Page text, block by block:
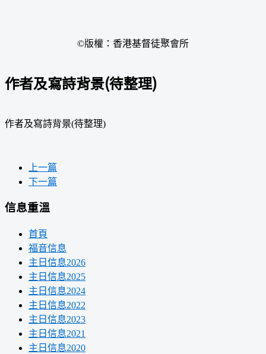
©版權：香港基督徒聚會所
作者及寫詩背景(待整理)
作者及寫詩背景(待整理)
上一篇
下一篇
信息重溫
首頁
福音信息
主日信息2026
主日信息2025
主日信息2024
主日信息2022
主日信息2023
主日信息2021
主日信息2020